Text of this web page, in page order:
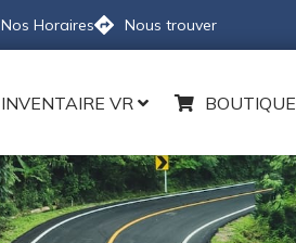
Nos Horaires Nous trouver
INVENTAIRE VR BOUTIQUE